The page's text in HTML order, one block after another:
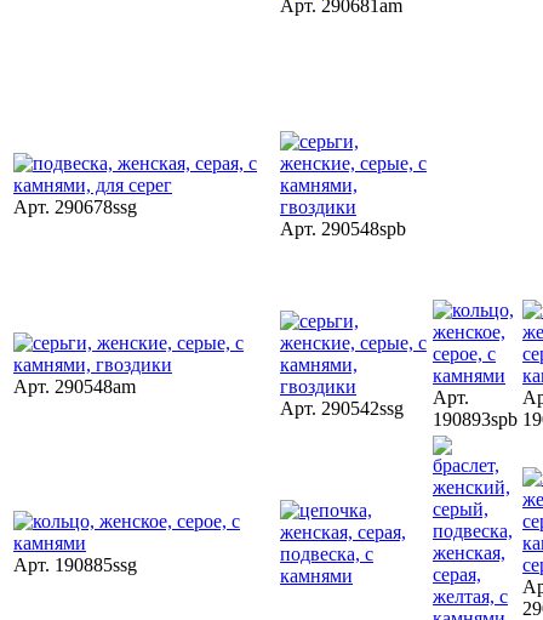
Арт. 290681am
Арт. 290678ssg
Арт. 290548spb
Арт. 290548am
Арт. 290542ssg
Арт.
190893spb
Арт. 190885ssg